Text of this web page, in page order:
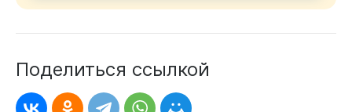
Поделиться ссылкой